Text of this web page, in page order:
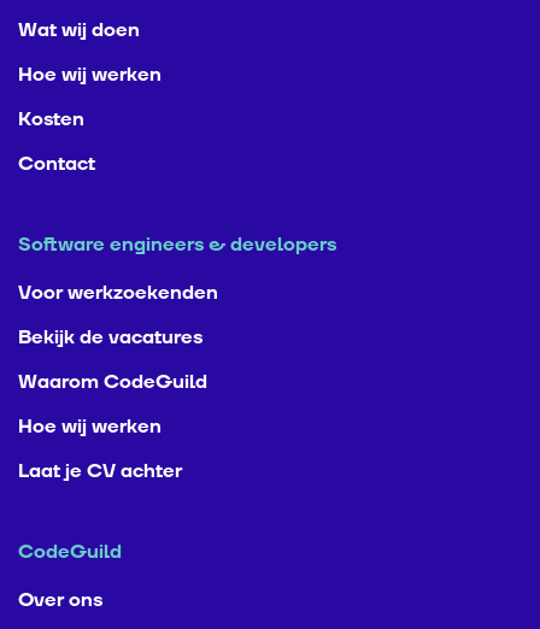
Wat wij doen
Hoe wij werken
Kosten
Contact
Software engineers & developers
Voor werkzoekenden
Bekijk de vacatures
Waarom CodeGuild
Hoe wij werken
Laat je CV achter
CodeGuild
Over ons